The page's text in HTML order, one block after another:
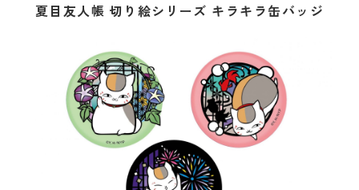
夏目友人帳 切り絵シリーズ キラキラ缶バッジ